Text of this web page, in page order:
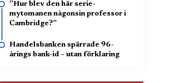
”Hur blev den här serie-
mytomanen någonsin professor i
Cambridge?”
Handelsbanken spärrade 96-
årings bank-id – utan förklaring